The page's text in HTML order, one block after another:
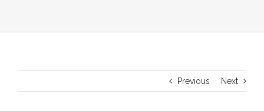
Previous Next